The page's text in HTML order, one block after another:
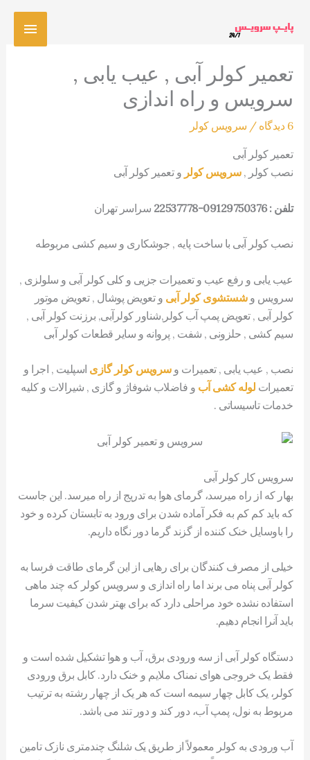
تعمیر کولر آبی , عیب یابی ,
سرویس و راه اندازی
6 دیدگاه / سرویس کولر
تعمیر کولر آبی
نصب کولر ,سرویس کولر و تعمیر کولر آبی
تلفن : 09129750376-22537778 سراسر تهران
نصب کولر آبی با ساخت پایه , جوشکاری و سیم کشی مربوطه
عیب یابی و رفع عیب و تعمیرات جزیی و کلی کولر آبی و سلولزی ,
سرویس وشستشوی کولر آبی و تعویض پوشال , تعویض موتور
کولر آبی , تعویض پمپ آب کولر,شناور کولرآبی, برزنت کولر آبی ,
سیم کشی , حلزونی , شفت , پروانه و سایر قطعات کولر آبی
نصب , عیب یابی , تعمیرات وسرویس کولر گازی اسپلیت , اجرا و
تعمیرات لوله کشی آب و فاضلاب شوفاژ و گازی , شیرالات و کلیه
خدمات تاسیساتی .
سرویس کار کولر آبی
بهار که از راه میرسد، گرمای هوا به تدریج از راه میرسد. این جاست
که باید کم کم به فکر آماده شدن برای ورود به تابستان کرده و خود
را باوسایل خنک کننده از گزند گرما دور نگاه داریم.
خیلی از مصرف کنندگان برای رهایی از این گرمای طاقت فرسا به
کولر آبی پناه می برند اما راه اندازی و سرویس کولر که چند ماهی
استفاده نشده خود مراحلی دارد که برای بهتر شدن کیفیت سرما
باید آنرا انجام دهیم.
دستگاه کولر آبی از سه ورودی برق، آب و هوا تشکیل شده است و
فقط یک خروجی هوای نمناک ملایم و خنک دارد. کابل برق ورودی
کولر، یک کابل چهار سیمه است که هر یک از چهار رشته به ترتیب
مربوط به نول، پمپ آب، دور کند و دور تند می باشد.
آب ورودی به کولر معمولاً از طریق یک شلنگ چندمتری نازک تامین